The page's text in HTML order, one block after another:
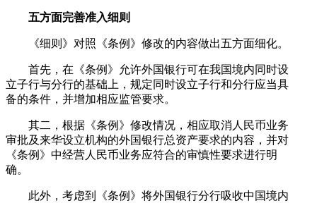
五方面完善准入细则
《细则》对照《条例》修改的内容做出五方面细化。
首先，在《条例》允许外国银行可在我国境内同时设
立子行与分行的基础上，规定同时设立子行和分行应当具
备的条件，并增加相应监管要求。
其二，根据《条例》修改情况，相应取消人民币业务
审批及来华设立机构的外国银行总资产要求的内容，并对
《条例》中经营人民币业务应符合的审慎性要求进行明
确。
此外，考虑到《条例》将外国银行分行吸收中国境内